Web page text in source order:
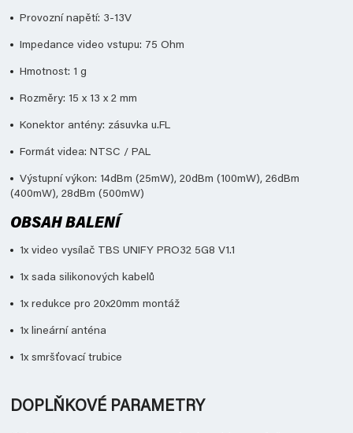
Provozní napětí: 3-13V
Impedance video vstupu: 75 Ohm
Hmotnost: 1 g
Rozměry: 15 x 13 x 2 mm
Konektor antény: zásuvka u.FL
Formát videa: NTSC / PAL
Výstupní výkon: 14dBm (25mW), 20dBm (100mW), 26dBm
(400mW), 28dBm (500mW)
OBSAH BALENÍ
1x video vysílač TBS UNIFY PRO32 5G8 V1.1
1x sada silikonových kabelů
1x redukce pro 20x20mm montáž
1x lineární anténa
1x smršťovací trubice
DOPLŇKOVÉ PARAMETRY